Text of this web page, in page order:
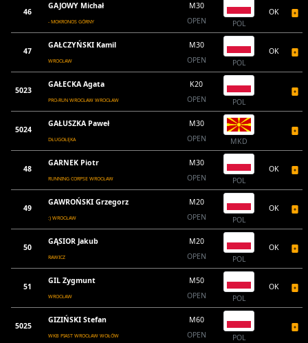
46
GAJOWY Michał
- MOKRONOS GÓRNY
M30
OPEN
POL
OK
47
GAŁCZYŃSKI Kamil
WROCŁAW
M30
OPEN
POL
OK
5023
GAŁECKA Agata
PRO-RUN WROCŁAW WROCŁAW
K20
OPEN
POL
5024
GAŁUSZKA Paweł
DŁUGOŁĘKA
M30
OPEN
MKD
48
GARNEK Piotr
RUNNING CORPSE WROCŁAW
M30
OPEN
POL
OK
49
GAWROŃSKI Grzegorz
:) WROCŁAW
M20
OPEN
POL
OK
50
GĄSIOR Jakub
RAWICZ
M20
OPEN
POL
OK
51
GIL Zygmunt
WROCŁAW
M50
OPEN
POL
OK
5025
GIZIŃSKI Stefan
WKB PIAST WROCŁAW WOŁÓW
M60
OPEN
POL